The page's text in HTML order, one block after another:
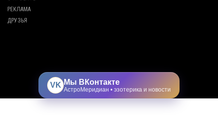
РЕКЛАМА
ДРУЗЬЯ
VK Мы ВКонтакте
АстроМеридиан • эзотерика и новости